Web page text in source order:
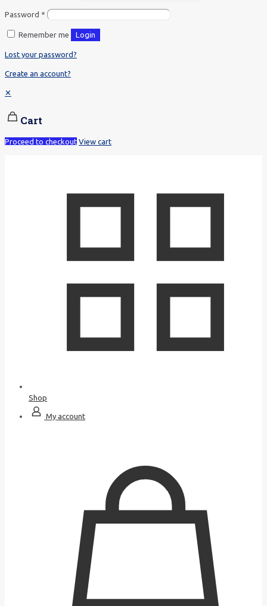
Password *
Remember me Login
Lost your password?
Create an account?
✕
Cart
Proceed to checkout View cart
Shop
My account